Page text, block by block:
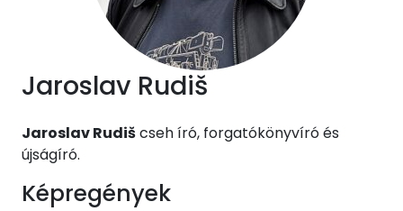
Jaroslav Rudiš
Jaroslav Rudišcseh író, forgatókönyvíró és
újságíró.
Képregények